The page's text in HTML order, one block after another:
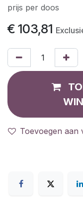
prijs per doos
€ 103,81
Toevoegen aan